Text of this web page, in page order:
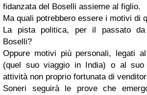
fidanzata del Boselli assieme al figlio.
Ma quali potrebbero essere i motivi di
La pista politica, per il passato da
Boselli?
Oppure motivi più personali, legati
(quel suo viaggio in India) o al suo
attività non proprio fortunata di
Soneri seguirà le prove che